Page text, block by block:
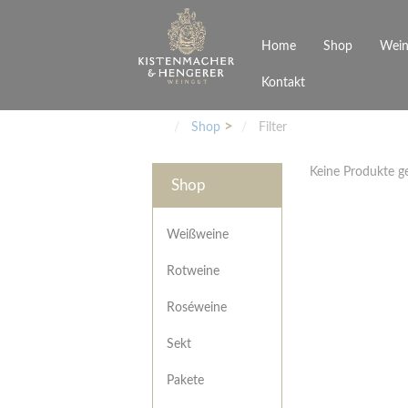
Home Shop
Weißweine
Roséweine
Junges Schwaben
Veranstaltungen
Kontakt
Shop Filter
Shop
Weißweine
Rotweine
Roséweine
Sekt
Pakete
Keine Produkte